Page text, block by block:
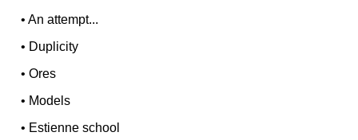
•An attempt...
• Duplicity
•Ores
• Models
• Estienne school